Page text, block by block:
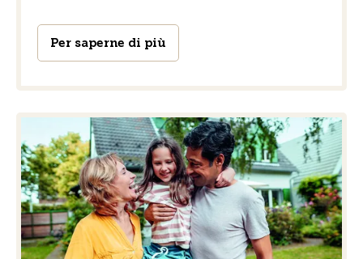
Per saperne di più